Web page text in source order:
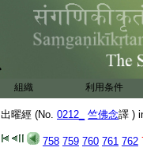
組織 利用条件
出曜經 (No. 0212_ 竺佛念譯 )
758 759 760 761 762
不經心懷。無有怨恨無復害
戰戰兢兢終不捨離。是故説曰
彼無有怨 12 恨也
慈心愍一人 便獲諸善本
盡當爲一切 賢聖稱福上
慈心愍一人者。如佛契經所
切衆生。加以慈心施一人者。
比丘報曰。行慈之人愍念衆生
13 多是故説曰慈心愍一人便
當爲一切賢聖稱福上者。惠施